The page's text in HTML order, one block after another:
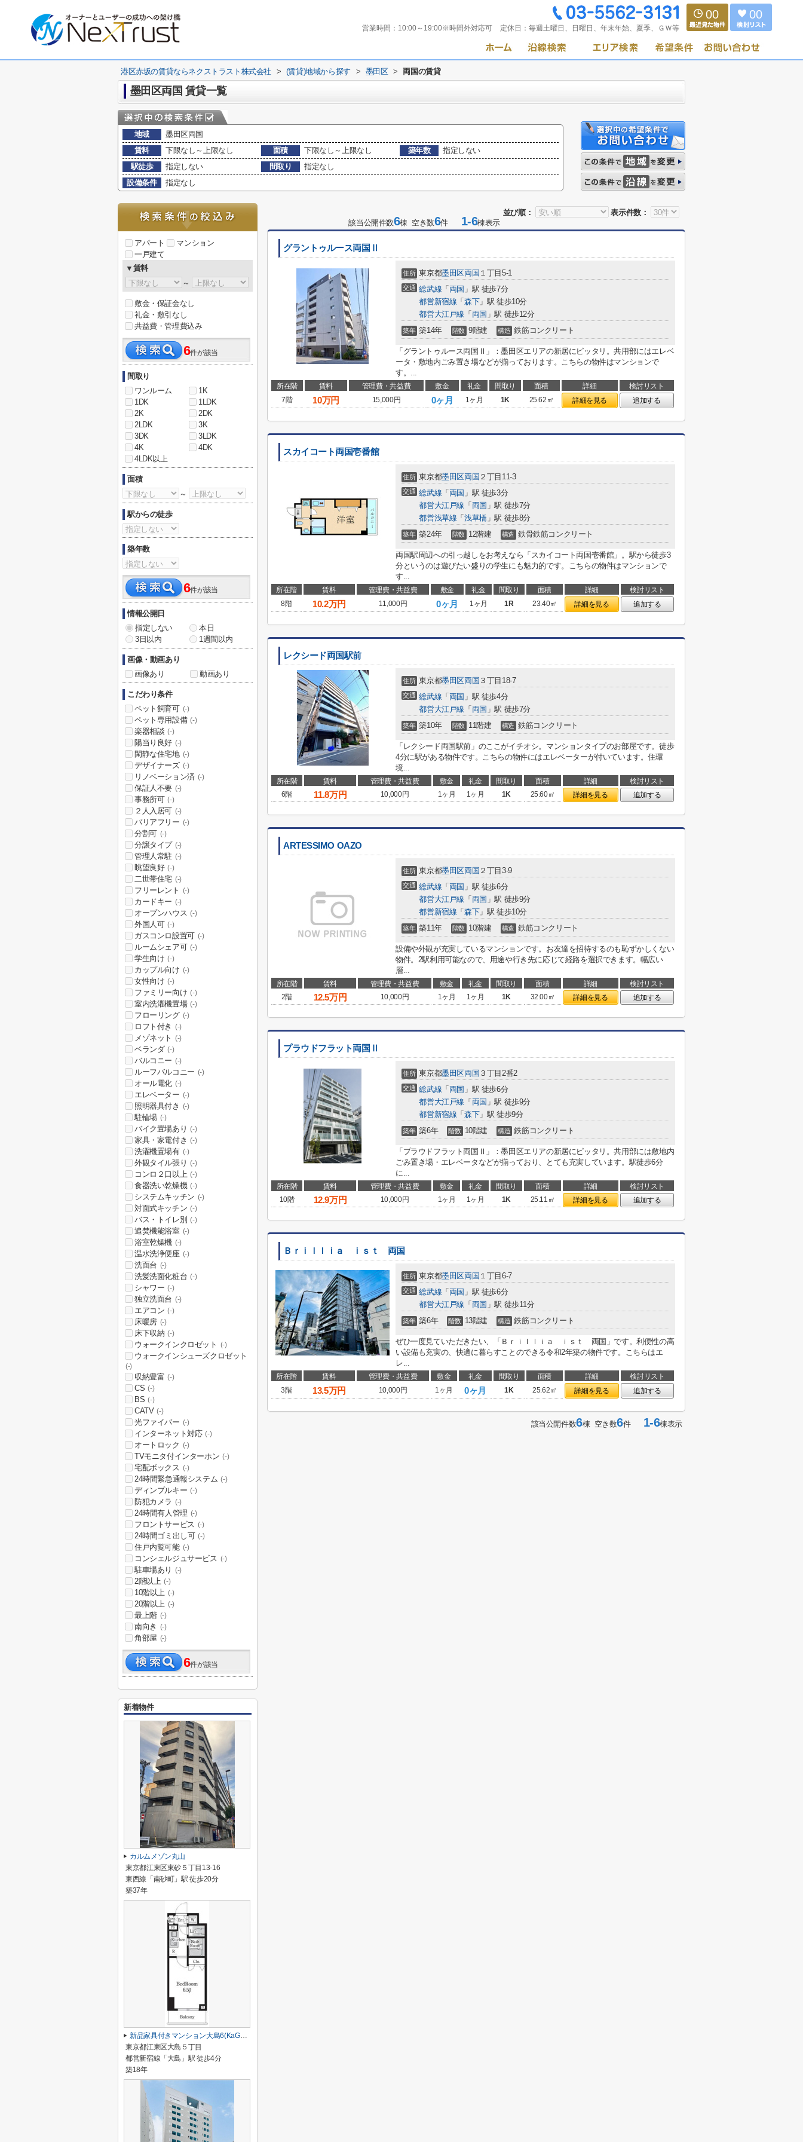
営業時間： 10:00～19:00※時間外対応可 定休日： 毎週土曜日、日曜日、年末年始、夏季、ＧＷ等
00 00
港区赤坂の賃貸ならネクストラスト株式会社 > (賃貸)地域から探す > 墨田区 > 両国の賃貸
墨田区両国 賃貸一覧
地域
墨田区両国
賃料
下限なし～上限なし 面積 下限なし～上限なし 築年数
指定しない
駅徒歩
指定しない 間取り
指定なし
設備条件
指定なし
並び順：
表示件数：
該当公開件数6棟 空き数6件 1-6棟表示
グラントゥルース両国Ⅱ
住所 東京都墨田区両国 １丁目5-1
交通 総武線 「 両国 」駅 徒歩7分
都営新宿線 「 森下」駅 徒歩10分
都営大江戸線 「 両国 」駅 徒歩12分
築年 築14年 階数 9階建 構造 鉄筋コンクリート
「グラントゥルース両国Ⅱ」：墨田区エリアの新居にピッタリ。共用部にはエレベ
ータ・敷地内ごみ置き場などが揃っております。こちらの物件はマンションで
す。...
所在階 賃料 管理費・共益費 敷金 礼金 間取り 面積 詳細
検討リスト
7階
10万円 15,000円 0ヶ月 1ヶ月 1K 25.62㎡ 詳細を見る 追加する
スカイコート両国壱番館
住所 東京都墨田区両国 ２丁目11-3
交通 総武線 「 両国 」駅 徒歩3分
都営大江戸線 「 両国 」駅 徒歩7分
都営浅草線 「 浅草橋」駅 徒歩8分
築年 築24年 階数 12階建 構造 鉄骨鉄筋コンクリート
両国駅周辺への引っ越しをお考えなら「スカイコート両国壱番館」。駅から徒歩3
分というのは遊びたい盛りの学生にも魅力的です。こちらの物件はマンションで
す...
所在階 賃料 管理費・共益費 敷金 礼金 間取り 面積 詳細
検討リスト
8階
10.2万円 11,000円 0ヶ月 1ヶ月 1R 23.40㎡ 詳細を見る 追加する
レクシード両国駅前
住所 東京都墨田区両国 ３丁目18-7
交通 総武線 「 両国 」駅 徒歩4分
都営大江戸線 「 両国 」駅 徒歩7分
築年 築10年 階数 11階建 構造 鉄筋コンクリート
「レクシード両国駅前」のここがイチオシ。マンションタイプのお部屋です。徒歩
4分に駅がある物件です。こちらの物件にはエレベーターが付いています。住環
境...
所在階 賃料 管理費・共益費 敷金 礼金 間取り 面積 詳細
検討リスト
6階
11.8万円 10,000円 1ヶ月 1ヶ月 1K 25.60㎡ 詳細を見る 追加する
ARTESSIMO OAZO
住所 東京都墨田区両国 ２丁目3-9
交通 総武線 「 両国 」駅 徒歩6分
都営大江戸線 「 両国 」駅 徒歩9分
都営新宿線 「 森下」駅 徒歩10分
築年 築11年 階数 10階建 構造 鉄筋コンクリート
設備や外観が充実しているマンションです。お友達を招待するのも恥ずかしくない
物件。2駅利用可能なので、用途や行き先に応じて経路を選択できます。幅広い
層...
所在階 賃料 管理費・共益費 敷金 礼金 間取り 面積 詳細
検討リスト
2階
12.5万円 10,000円 1ヶ月 1ヶ月 1K 32.00㎡ 詳細を見る 追加する
プラウドフラット両国Ⅱ
住所 東京都墨田区両国 ３丁目2番2
交通 総武線 「 両国 」駅 徒歩6分
都営大江戸線 「 両国 」駅 徒歩9分
都営新宿線 「 森下」駅 徒歩9分
築年 築6年 階数 10階建 構造 鉄筋コンクリート
「プラウドフラット両国Ⅱ」：墨田区エリアの新居にピッタリ。共用部には敷地内
ごみ置き場・エレベータなどが揃っており、とても充実しています。駅徒歩6分
に...
所在階 賃料 管理費・共益費 敷金 礼金 間取り 面積 詳細
検討リスト
10階
12.9万円 10,000円 1ヶ月 1ヶ月 1K 25.11㎡ 詳細を見る 追加する
Ｂｒｉｌｌｉａ ｉｓｔ 両国
住所 東京都墨田区両国 １丁目6-7
交通 総武線 「 両国 」駅 徒歩6分
都営大江戸線 「 両国 」駅 徒歩11分
築年 築6年 階数 13階建 構造 鉄筋コンクリート
ぜひ一度見ていただきたい、「Ｂｒｉｌｌｉａ ｉｓｔ 両国」です。利便性の高
い設備も充実の、快適に暮らすことのできる令和2年築の物件です。こちらはエ
レ...
所在階 賃料 管理費・共益費 敷金 礼金 間取り 面積 詳細
検討リスト
3階
13.5万円 10,000円 1ヶ月 0ヶ月 1K 25.62㎡ 詳細を見る 追加する
該当公開件数6棟 空き数6件1-6棟表示
アパート
マンション
一戸建て
▼賃料
～
敷金・保証金なし
礼金・敷引なし
共益費・管理費込み
6件が該当
間取り
ワンルーム
1K
1DK
1LDK
2K
2DK
2LDK
3K
3DK
3LDK
4K
4DK
4LDK以上
面積
～
駅からの徒歩
築年数
6件が該当
情報公開日
指定しない
本日
3日以内
1週間以内
画像・動画あり
画像あり
動画あり
こだわり条件
ペット飼育可 (-)
ペット専用設備 (-)
楽器相談 (-)
陽当り良好 (-)
閑静な住宅地 (-)
デザイナーズ (-)
リノベーション済 (-)
保証人不要 (-)
事務所可 (-)
２人入居可 (-)
バリアフリー (-)
分割可 (-)
分譲タイプ (-)
管理人常駐 (-)
眺望良好 (-)
二世帯住宅 (-)
フリーレント (-)
カードキー (-)
オープンハウス (-)
外国人可 (-)
ガスコンロ設置可 (-)
ルームシェア可 (-)
学生向け (-)
カップル向け (-)
女性向け (-)
ファミリー向け (-)
室内洗濯機置場 (-)
フローリング (-)
ロフト付き (-)
メゾネット (-)
ベランダ (-)
バルコニー (-)
ルーフバルコニー (-)
オール電化 (-)
エレベーター (-)
照明器具付き (-)
駐輪場 (-)
バイク置場あり (-)
家具・家電付き (-)
洗濯機置場有 (-)
外観タイル張り (-)
コンロ２口以上 (-)
食器洗い乾燥機 (-)
システムキッチン (-)
対面式キッチン (-)
バス・トイレ別 (-)
追焚機能浴室 (-)
浴室乾燥機 (-)
温水洗浄便座 (-)
洗面台 (-)
洗髪洗面化粧台 (-)
シャワー (-)
独立洗面台 (-)
エアコン (-)
床暖房 (-)
床下収納 (-)
ウォークインクロゼット (-)
ウォークインシューズクロゼット
(-)
収納豊富 (-)
CS (-)
BS (-)
CATV (-)
光ファイバー (-)
インターネット対応 (-)
オートロック (-)
TVモニタ付インターホン (-)
宅配ボックス (-)
24時間緊急通報システム (-)
ディンプルキー (-)
防犯カメラ (-)
24時間有人管理 (-)
フロントサービス (-)
24時間ゴミ出し可 (-)
住戸内覧可能 (-)
コンシェルジュサービス (-)
駐車場あり (-)
2階以上 (-)
10階以上 (-)
20階以上 (-)
最上階 (-)
南向き (-)
角部屋 (-)
6件が該当
新着物件
カルムメゾン丸山
東京都江東区東砂５丁目13-16
東西線「南砂町」駅 徒歩20分
築37年
新品家具付きマンション大島6(KaGood東京)
東京都江東区大島５丁目
都営新宿線「大島」駅 徒歩4分
築18年